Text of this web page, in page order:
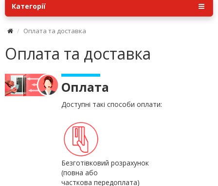
Категорії
Оплата та доставка
Оплата та доставка
Оплата
Доступні такі способи оплати:
Безготівковий розрахунок
(повна або
часткова передоплата)